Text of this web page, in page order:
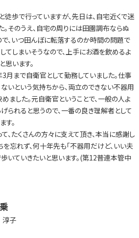
歩で行っていますが、先日は、自宅近くで迷
。そのうえ、自宅の周りには田園調布ならぬ
、いつ田んぼに転落するのか時間の問題で
てしまいそうなので、上手にお酒を飲めるよ
思います。
月まで自衛官として勤務していました。仕事
いという気持ちから、両立のできない不器用
ました。元自衛官ということで、一般の人よ
られると思うので、一番の良き理解者として
す。
たくさんの方々に支えて頂き、本当に感謝し
を忘れず、何十年先も「不器用だけど、いい夫
いていきたいと思います。(第12普連本管中
子